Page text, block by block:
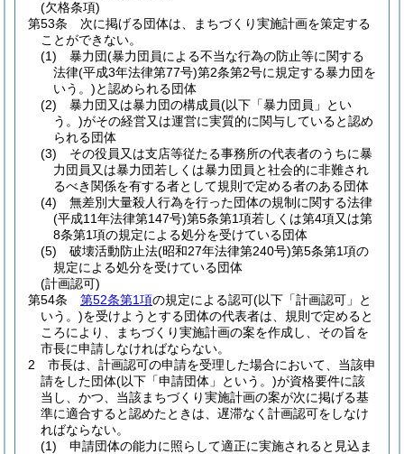
(欠格条項)
第53条
次に掲げる団体は、まちづくり実施計画を策定する
ことができない。
(1)
暴力団(暴力団員による不当な行為の防止等に関する
法律(平成3年法律第77号)第2条第2号に規定する暴力団を
いう。)と認められる団体
(2)
暴力団又は暴力団の構成員(以下「暴力団員」とい
う。)がその経営又は運営に実質的に関与していると認め
られる団体
(3)
その役員又は支店等従たる事務所の代表者のうちに暴
力団員又は暴力団若しくは暴力団員と社会的に非難され
るべき関係を有する者として規則で定める者のある団体
(4)
無差別大量殺人行為を行った団体の規制に関する法律
(平成11年法律第147号)第5条第1項若しくは第4項又は第
8条第1項の規定による処分を受けている団体
(5)
破壊活動防止法(昭和27年法律第240号)第5条第1項の
規定による処分を受けている団体
(計画認可)
第54条
第52条第1項の規定による認可(以下「計画認可」と
いう。)を受けようとする団体の代表者は、規則で定めると
ころにより、まちづくり実施計画の案を作成し、その旨を
市長に申請しなければならない。
2
市長は、計画認可の申請を受理した場合において、当該申
請をした団体(以下「申請団体」という。)が資格要件に該
当し、かつ、当該まちづくり実施計画の案が次に掲げる基
準に適合すると認めたときは、遅滞なく計画認可をしなけ
ればならない。
(1)
申請団体の能力に照らして適正に実施されると見込ま